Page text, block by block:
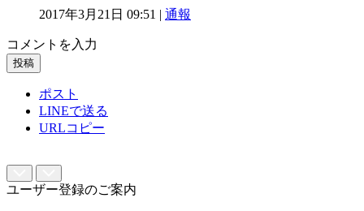
2017年3月21日 09:51 | 通報
コメントを入力
投稿
ポスト
LINEで送る
URLコピー
ユーザー登録のご案内